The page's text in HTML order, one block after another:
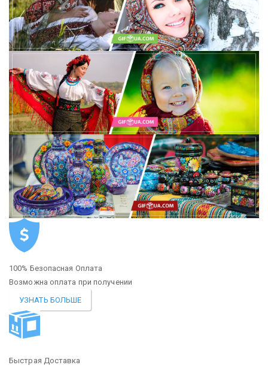
100% Безопасная Оплата
Возможна оплата при получении
УЗНАТЬ БОЛЬШЕ
Быстрая Доставка